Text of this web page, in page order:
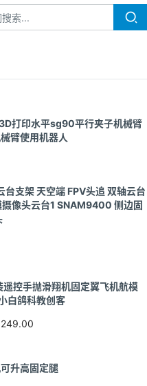
打印水平sg90平行夹子机械臂
臂使用机器人
支架 天空端 FPV头追 双轴云台
摄像头云台1 SNAM9400 侧边固
控手抛滑翔机固定翼飞机航模
白鸽科教创客
249.00
围：
升高固定腿